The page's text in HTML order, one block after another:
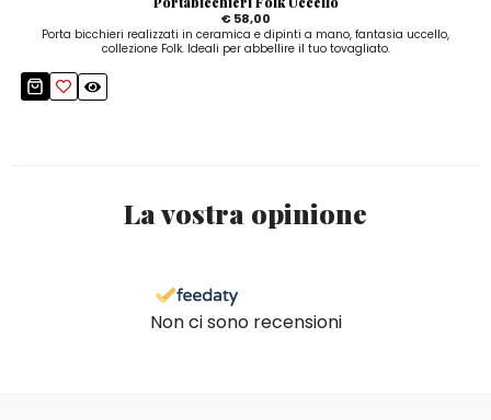
€ 58,00
Porta bicchieri realizzati in ceramica e dipinti a mano, fantasia uccello,
collezione Folk. Ideali per abbellire il tuo tovagliato.
La vostra opinione
Non ci sono recensioni